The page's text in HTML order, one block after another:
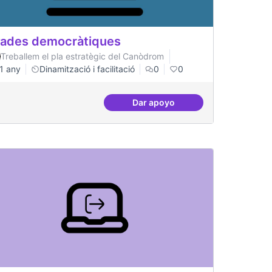
democràtiques
Treballem el pla estratègic del Canòdrom
1 any
Dinamització i facilitació 0 0
Dar apoyoGrades democràtiques